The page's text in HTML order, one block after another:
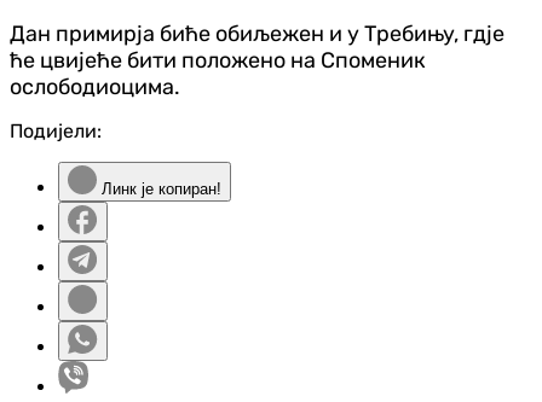
Дан примирја биће обиљежен и у Требињу, гдје
ће цвијеће бити положено на Споменик
ослободиоцима.
Подијели:
Линк је копиран!